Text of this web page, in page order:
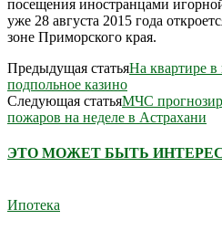
посещения иностранцами
уже 28 августа 2015 года
зоне Приморского края.
Предыдущая статьяНа квартире
подпольное казино
Следующая статьяМЧС
пожаров на неделе в Астрахани
ЭТО МОЖЕТ БЫТЬ
Ипотека